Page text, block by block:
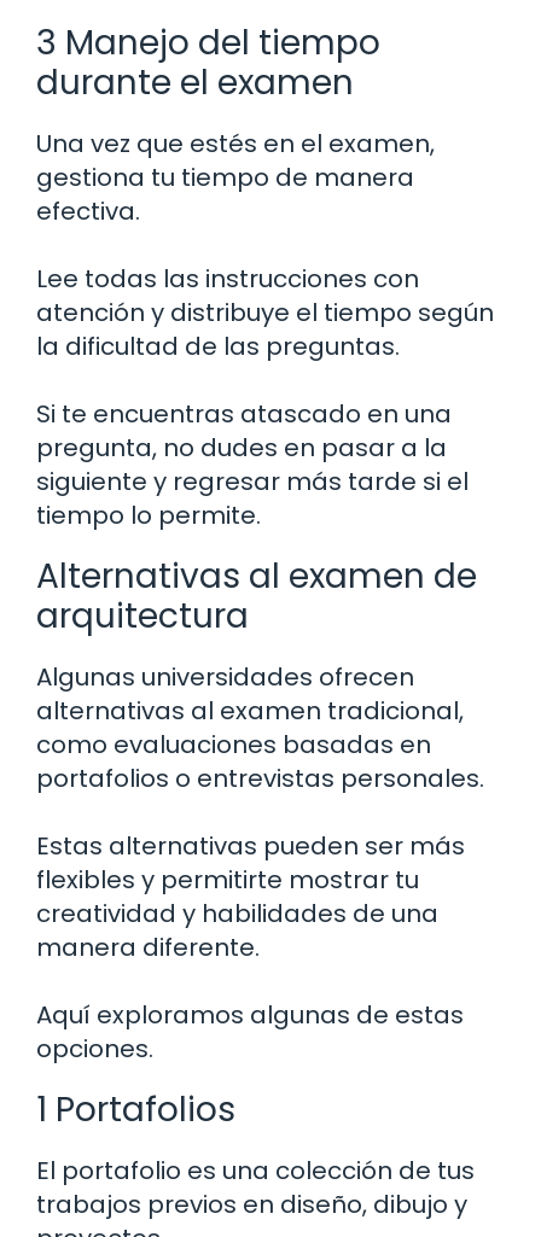
3 Manejo del tiempo
durante el examen
Una vez que estés en el examen,
gestiona tu tiempo de manera
efectiva.
Lee todas las instrucciones con
atención y distribuye el tiempo según
la dificultad de las preguntas.
Si te encuentras atascado en una
pregunta, no dudes en pasar a la
siguiente y regresar más tarde si el
tiempo lo permite.
Alternativas al examen de
arquitectura
Algunas universidades ofrecen
alternativas al examen tradicional,
como evaluaciones basadas en
portafolios o entrevistas personales.
Estas alternativas pueden ser más
flexibles y permitirte mostrar tu
creatividad y habilidades de una
manera diferente.
Aquí exploramos algunas de estas
opciones.
1 Portafolios
El portafolio es una colección de tus
trabajos previos en diseño, dibujo y